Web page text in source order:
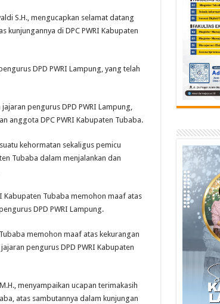
S.H., mengucapkan selamat datang
kunjungannya di DPC PWRI Kabupaten
DPD PWRI Lampung, yang telah
pengurus DPD PWRI Lampung,
anggota DPC PWRI Kabupaten Tubaba.
kehormatan sekaligus pemicu
Tubaba dalam menjalankan dan
Kabupaten Tubaba memohon maaf atas
DPD PWRI Lampung.
memohon maaf atas kekurangan
pengurus DPD PWRI Kabupaten
menyampaikan ucapan terimakasih
atas sambutannya dalam kunjungan